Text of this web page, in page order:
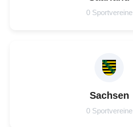
0 Sportvereine
Sachsen
0 Sportvereine